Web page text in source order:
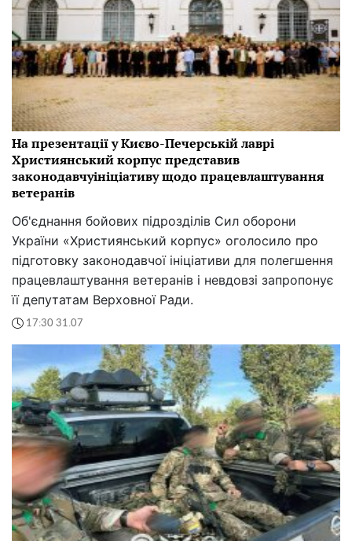
На презентації у Києво-Печерській лаврі
Християнський корпус представив
законодавчуініціативу щодо працевлаштування
ветеранів
Об'єднання бойових підрозділів Сил оборони
України «Християнський корпус» оголосило про
підготовку законодавчої ініціативи для полегшення
працевлаштування ветеранів і невдовзі запропонує
її депутатам Верховної Ради.
17:30 31.07